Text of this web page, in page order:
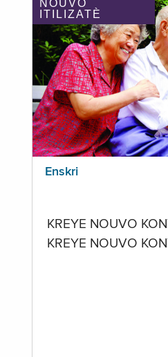
NOUVO
ITILIZATÈ
Enskri
KREYE NOUVO
KREYE NOUVO